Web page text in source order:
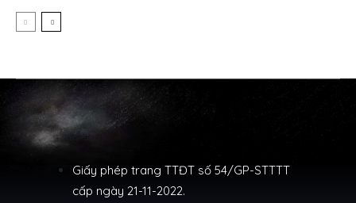
Giấy phép trang TTĐT số 54/GP-STTTT
cấp ngày 21-11-2022.